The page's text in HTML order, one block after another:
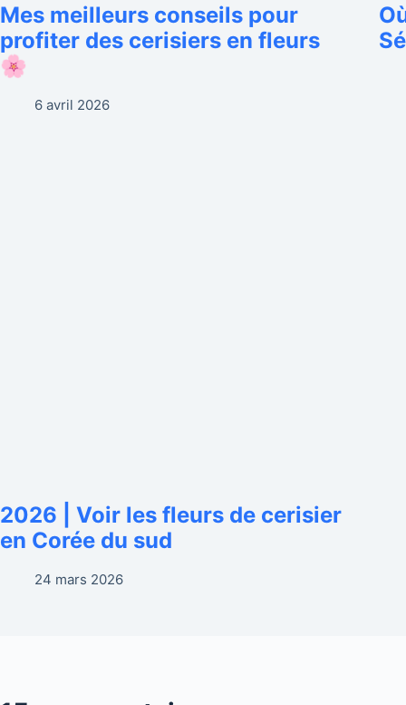
Mes meilleurs conseils pour
profiter des cerisiers en fleurs
🌸
6 avril 2026
2026 | Voir les fleurs de cerisier
en Corée du sud
24 mars 2026